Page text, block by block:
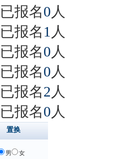
已报名0 人
已报名1 人
已报名0 人
已报名0 人
已报名2 人
已报名0 人
置换
男 女